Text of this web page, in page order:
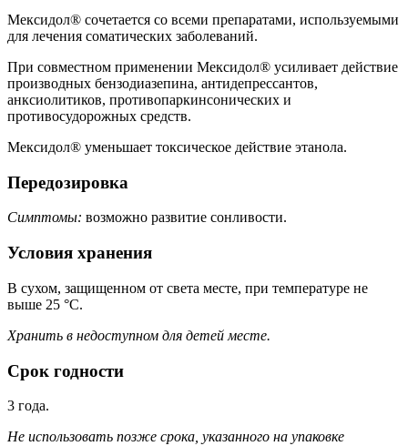
Мексидол® сочетается со всеми препаратами, используемыми
для лечения соматических заболеваний.
При совместном применении Мексидол® усиливает действие
производных бензодиазепина, антидепрессантов,
анксиолитиков, противопаркинсонических и
противосудорожных средств.
Мексидол® уменьшает токсическое действие этанола.
Передозировка
Симптомы: возможно развитие сонливости.
Условия хранения
В сухом, защищенном от света месте, при температуре не
выше 25 °C.
Хранить в недоступном для детей месте.
Срок годности
3 года.
Не использовать позже срока, указанного на упаковке